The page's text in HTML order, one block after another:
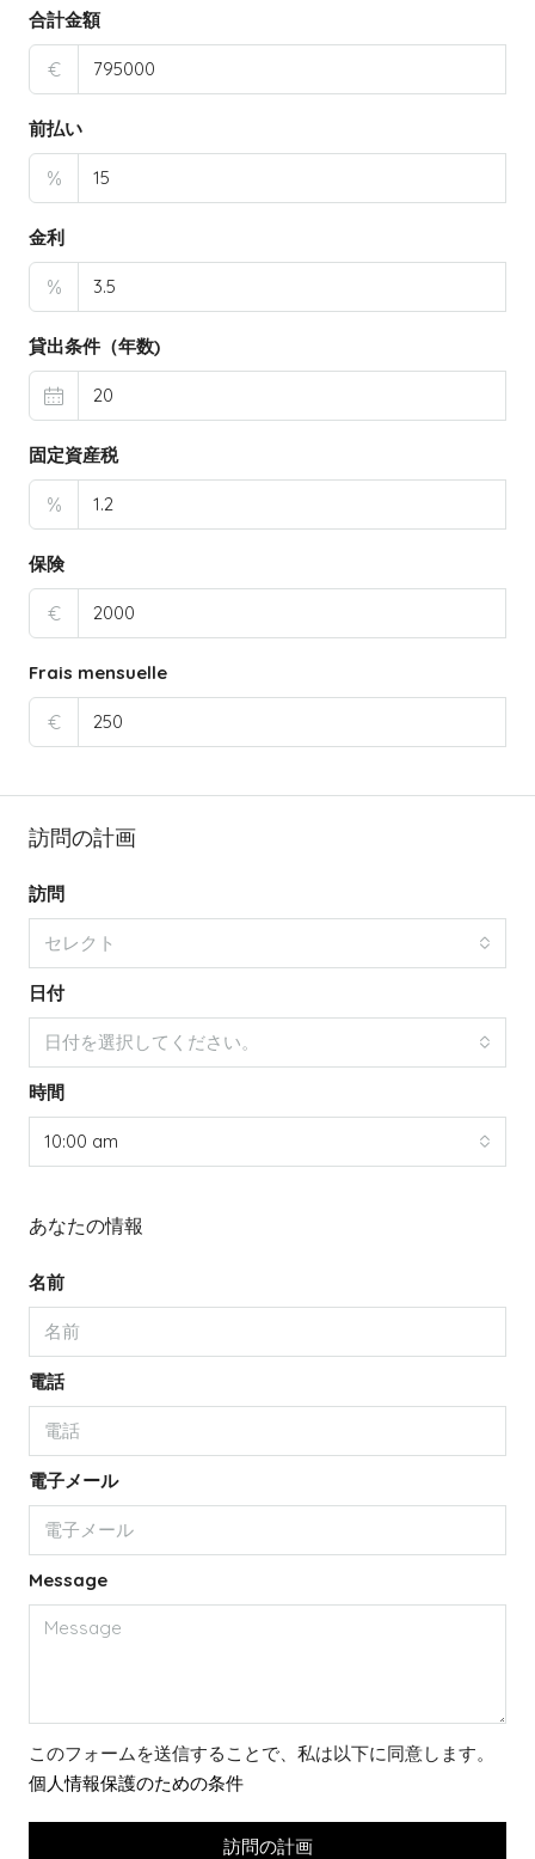
合計金額
€
前払い
%
金利
%
貸出条件（年数)
固定資産税
%
保険
€
Frais mensuelle
€
訪問の計画
訪問
セレクト
日付
日付を選択してください。
時間
10:00 am
あなたの情報
名前
電話
電子メール
Message
このフォームを送信することで、私は以下に同意します。
個人情報保護のための条件
訪問の計画